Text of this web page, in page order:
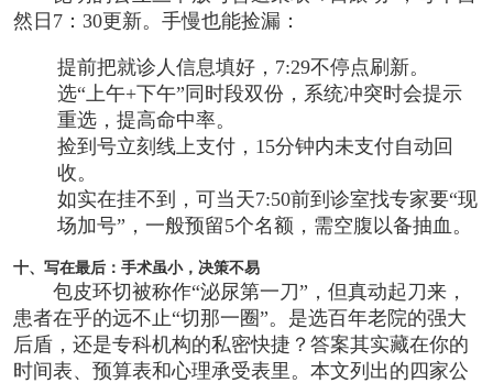
然日7：30更新。手慢也能捡漏：
提前把就诊人信息填好，7:29不停点刷新。
选“上午+下午”同时段双份，系统冲突时会提示
重选，提高命中率。
捡到号立刻线上支付，15分钟内未支付自动回
收。
如实在挂不到，可当天7:50前到诊室找专家要“现
场加号”，一般预留5个名额，需空腹以备抽血。
十、写在最后：手术虽小，决策不易
包皮环切被称作“泌尿第一刀”，但真动起刀来，
患者在乎的远不止“切那一圈”。是选百年老院的强大
后盾，还是专科机构的私密快捷？答案其实藏在你的
时间表、预算表和心理承受表里。本文列出的四家公